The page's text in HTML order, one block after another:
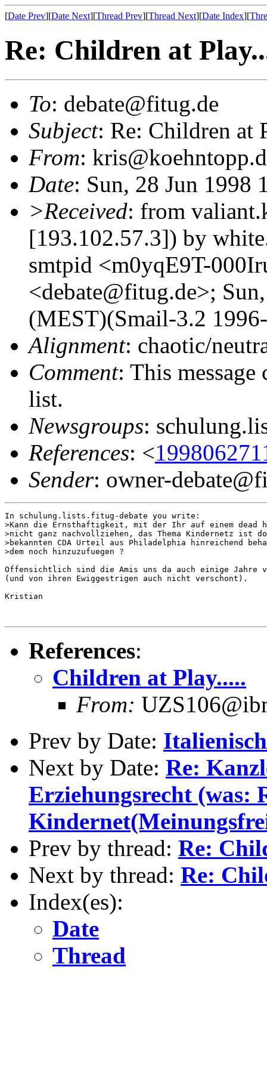
[Date Prev][Date Next][Thread Prev][Thread Next][Date Index][
Re: Children at
To: debate@fitug.de
Subject: Re: Children at
From:
Date: Sun, 28 Jun 1998
>Received: from
[193.102.57.3]) by
smtpid <m0yqE9T-
<debate@fitug.de>;
(MEST)(Smail-3.2
Alignment: chaotic/
Comment: This
list.
Newsgroups:
References: <
Sender: owner-
In schulung.lists.fitug-debate you write:
>Kann die Ernsthaftigkeit, mit der Ihr auf einem dead
>nicht ganz nachvollziehen, das Thema Kindernetz ist
>bekannten CDA Urteil aus Philadelphia hinreichend
>dem noch hinzuzufuegen ?
Offensichtlich sind die Amis uns da auch einige Jahre
(und von ihren Ewiggestrigen auch nicht verschont).
Kristian
References:
Children at Play.....
From:
Prev by Date:
Next by Date: Re:
Erziehungsrecht (was:
Prev by thread: Re:
Next by thread: Re:
Index(es):
Date
Thread